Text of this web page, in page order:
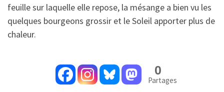
feuille sur laquelle elle repose, la mésange a bien vu les
quelques bourgeons grossir et le Soleil apporter plus de
chaleur.
0
Partages